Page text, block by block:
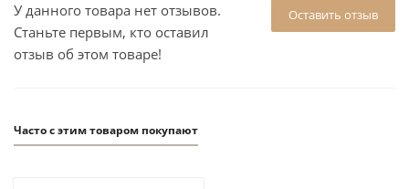
Оставить отзыв
У данного товара нет отзывов.
Станьте первым, кто оставил
отзыв об этом товаре!
Часто с этим товаром покупают